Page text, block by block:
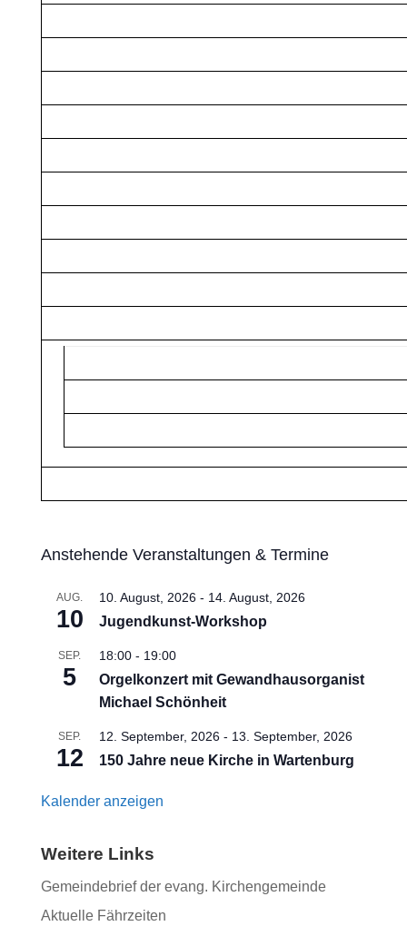
Anstehende Veranstaltungen & Termine
AUG.
10
10. August, 2026- 14. August, 2026
Jugendkunst-Workshop
SEP.
5
18:00- 19:00
Orgelkonzert mit Gewandhausorganist
Michael Schönheit
SEP.
12
12. September, 2026- 13. September, 2026
150 Jahre neue Kirche in Wartenburg
Kalender anzeigen
Weitere Links
Gemeindebrief der evang. Kirchengemeinde
Aktuelle Fährzeiten